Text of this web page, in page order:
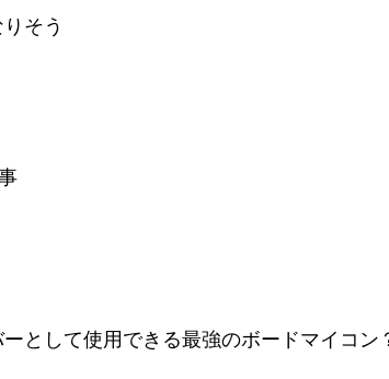
そう
として使用できる最強のボードマイコン